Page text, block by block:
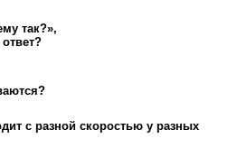
так?»,
с разной скоростью у разных